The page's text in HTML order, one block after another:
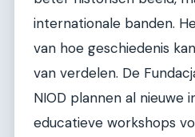
internationale banden.
van hoe geschiedenis
van verdelen. De
NIOD plannen al nieuwe
educatieve workshops